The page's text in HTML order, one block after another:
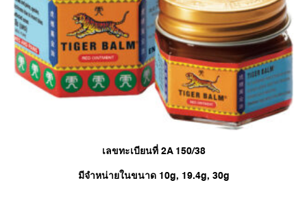
HONG KONG SAR
JAPAN
MIDDLE EAST
NETHERLANDS
เลขทะเบียนที่ 2A 150/38
มีจำหน่ายในขนาด 10g, 19.4g, 30g